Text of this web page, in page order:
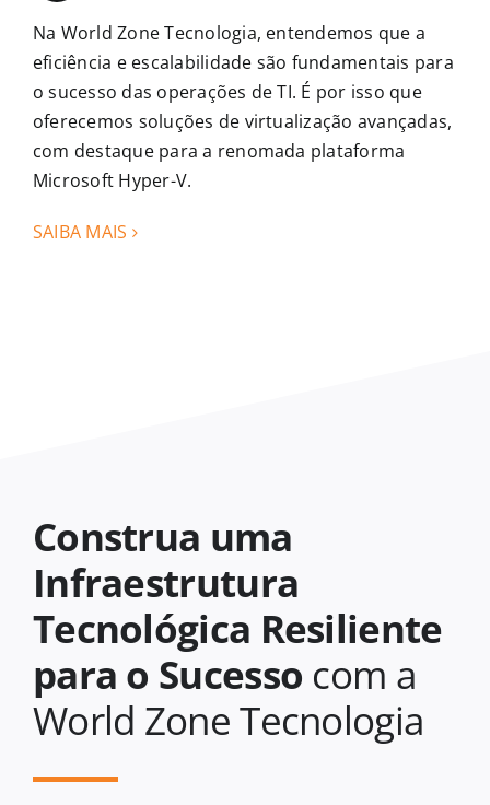
Na World Zone Tecnologia, entendemos que a
eficiência e escalabilidade são fundamentais para
o sucesso das operações de TI. É por isso que
oferecemos soluções de virtualização avançadas,
com destaque para a renomada plataforma
Microsoft Hyper-V.
SAIBA MAIS
Construa uma
Infraestrutura
Tecnológica Resiliente
para o Sucesso com a
World Zone Tecnologia